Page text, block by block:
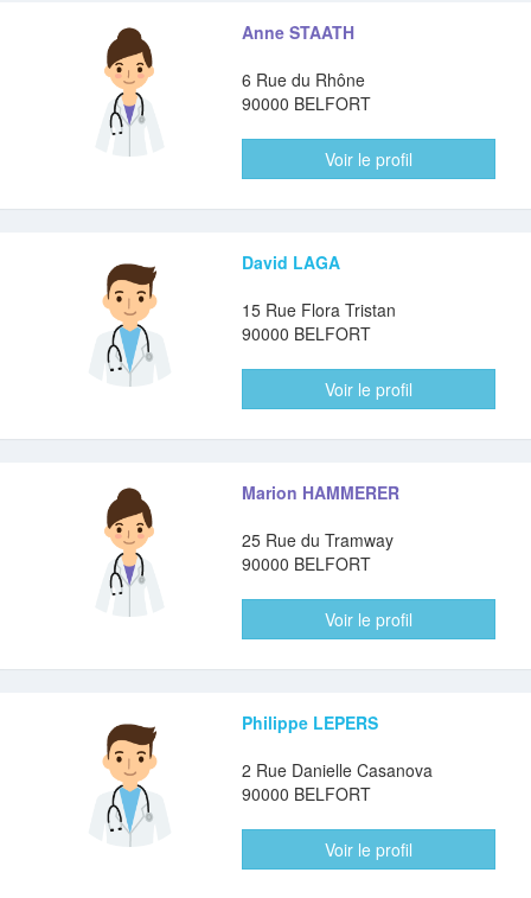
Anne STAATH
6 Rue du Rhône
90000 BELFORT
Voir le profil
David LAGA
15 Rue Flora Tristan
90000 BELFORT
Voir le profil
Marion HAMMERER
25 Rue du Tramway
90000 BELFORT
Voir le profil
Philippe LEPERS
2 Rue Danielle Casanova
90000 BELFORT
Voir le profil